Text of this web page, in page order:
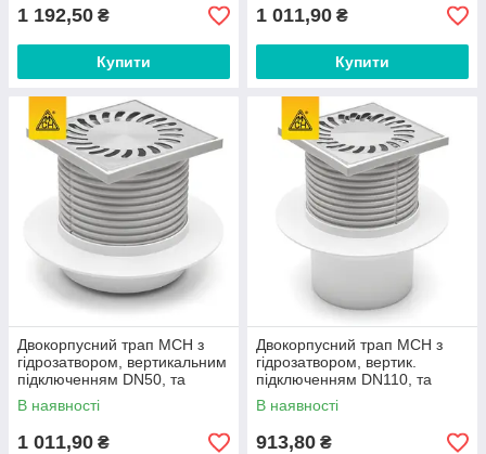
1 192,50 ₴
Купити
1 011,90 ₴
Купити
Двокорпусний трап МСН з
гідрозатвором, вертикальним
підключенням DN50, та
нержавіючою решіткою
122х122 мм
В наявності
1 011,90 ₴
Двокорпусний трап МСН з
гідрозатвором, вертик.
підключенням DN110, та
нержав. решіткою 122х122
мм
В наявності
913,80 ₴